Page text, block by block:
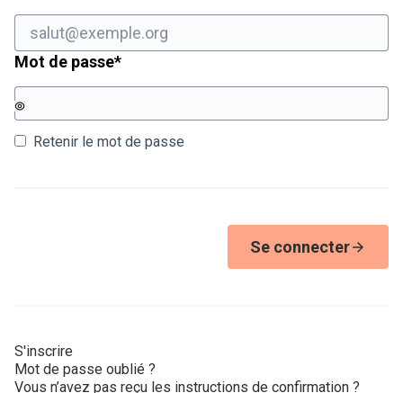
Mot de passe*Champ obligatoire
Retenir le mot de passe
Se connecter
S'inscrire
Mot de passe oublié ?
Vous n’avez pas reçu les instructions de confirmation ?